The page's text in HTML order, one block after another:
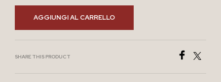
AGGIUNGI AL CARRELLO
SHARE THIS PRODUCT